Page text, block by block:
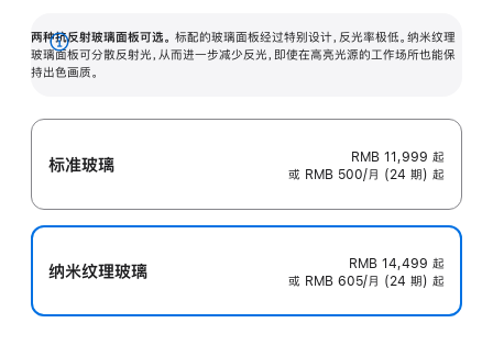
两种抗反射玻璃面板可选。 标配的玻璃面板经过特别设计，反光率极低。纳米纹理
玻璃面板可分散反射光，从而进一步减少反光，即使在高亮光源的工作场所也能保
持出色画质。
展
开
标准玻璃 RMB 11,999 起
或 RMB 500/月 (24 期) 起
纳米纹理玻璃 RMB 14,499 起
或 RMB 605/月 (24 期) 起